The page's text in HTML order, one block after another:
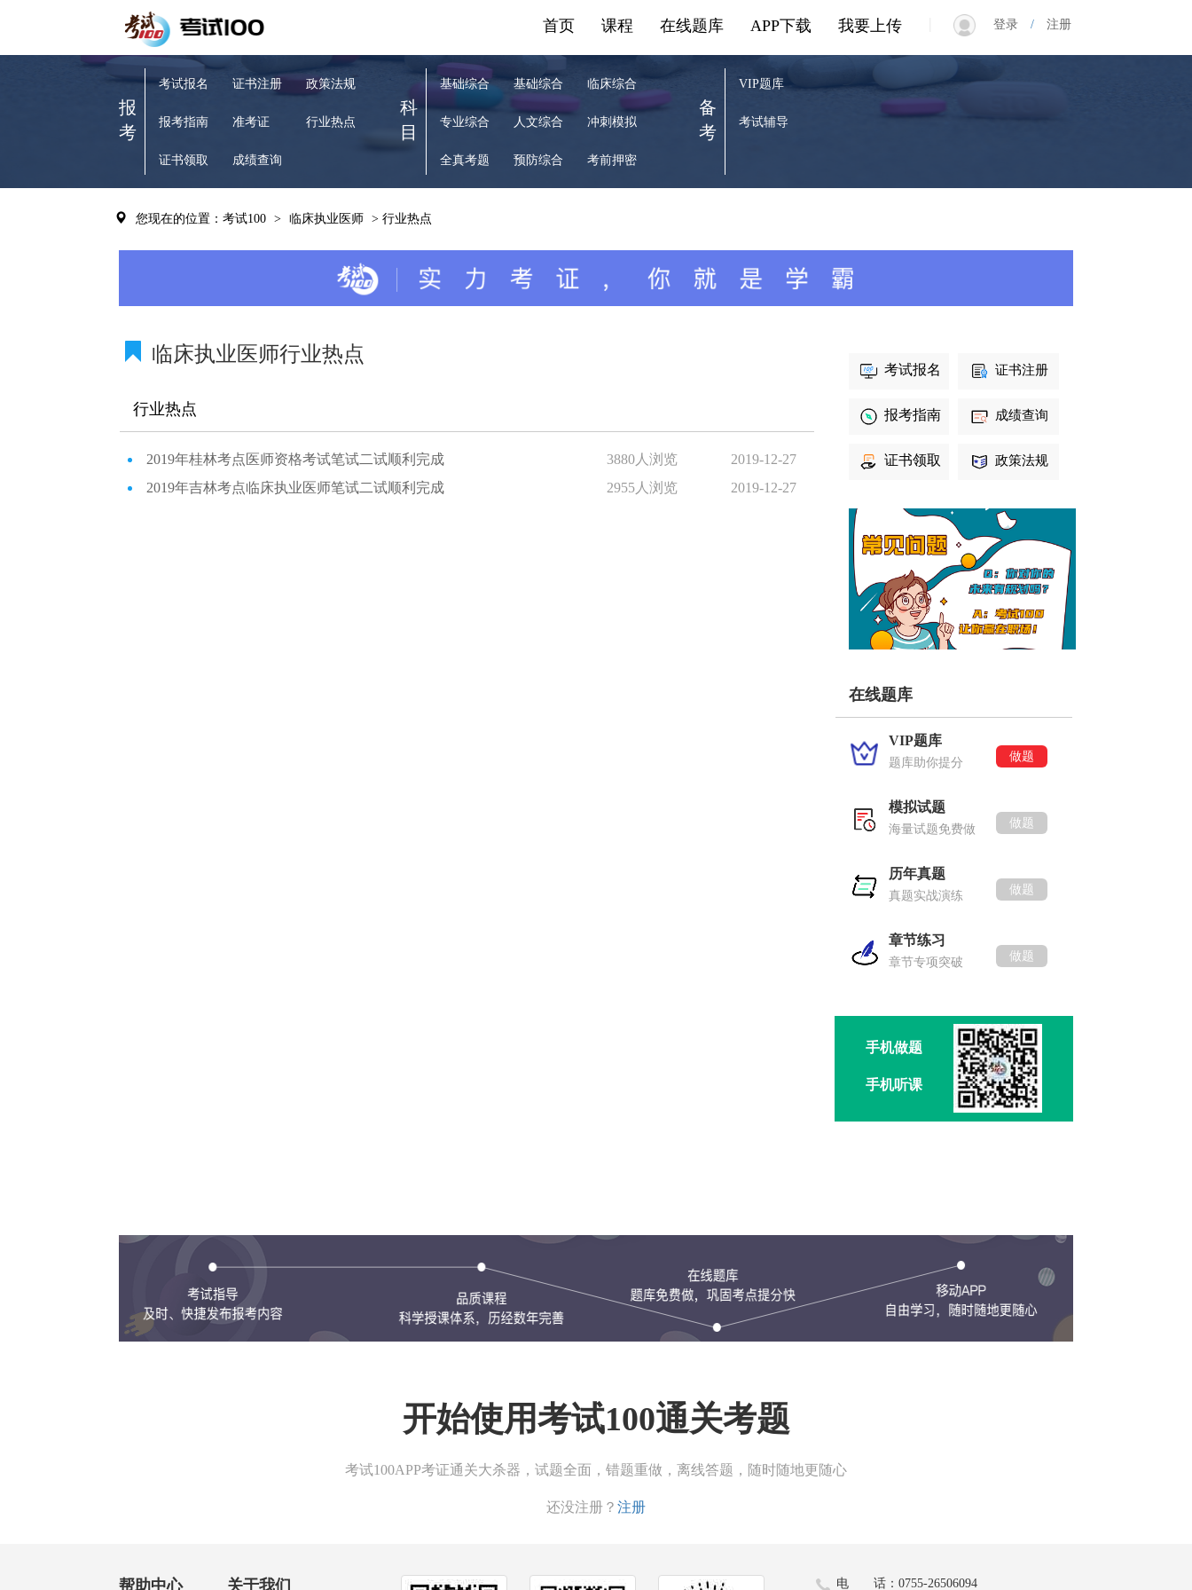
登录/ 注册
我要上传
APP下载
在线题库
课程
首页
报
考
考试报名
报考指南
证书领取
证书注册
准考证
成绩查询
政策法规
行业热点
科
目
基础综合
专业综合
全真考题
基础综合
人文综合
预防综合
临床综合
冲刺模拟
考前押密
备
考
VIP题库
考试辅导
您现在的位置：考试100 > 临床执业医师 > 行业热点
临床执业医师行业热点
行业热点
2019年桂林考点医师资格考试笔试二试顺利完成 3880人浏览
2019-12-27
2019年吉林考点临床执业医师笔试二试顺利完成
2955人浏览 2019-12-27
考试报名
报考指南
证书领取
证书注册
成绩查询
政策法规
在线题库
VIP题库
题库助你提分 做题
模拟试题
海量试题免费做 做题
历年真题
真题实战演练 做题
章节练习
章节专项突破 做题
手机做题
手机听课
开始使用考试100通关考题
考试100APP考证通关大杀器，试题全面，错题重做，离线答题，随时随地更随心
还没注册？ 注册
帮助中心 关于我们 电 话：0755-26506094